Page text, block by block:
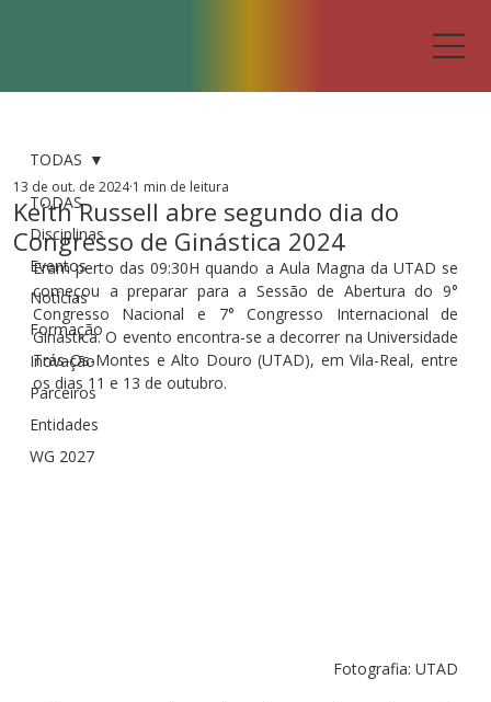
TODAS
Disciplinas
Eventos
Notícias
Formação
Inovação
Parceiros
Entidades
WG 2027
TODAS
Keith Russell abre segundo dia do
Congresso de Ginástica 2024
13 de out. de 2024 1 min de leitura
Eram perto das 09:30H quando a Aula Magna da UTAD se
começou a preparar para a Sessão de Abertura do 9°
Congresso Nacional e 7° Congresso Internacional de
Ginástica. O evento encontra-se a decorrer na Universidade
Trás-Os-Montes e Alto Douro (UTAD), em Vila-Real, entre
os dias 11 e 13 de outubro.
Fotografia: UTAD